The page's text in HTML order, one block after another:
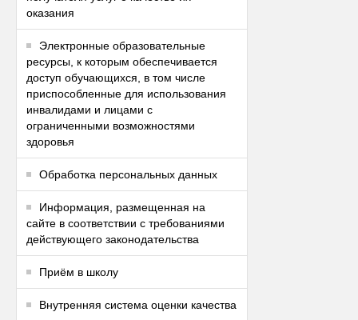
оказания
Электронные образовательные
ресурсы, к которым обеспечивается
доступ обучающихся, в том числе
приспособленные для использования
инвалидами и лицами с
ограниченными возможностями
здоровья
Обработка персональных данных
Информация, размещенная на
сайте в соответствии с требованиями
действующего законодательства
Приём в школу
Внутренняя система оценки качества